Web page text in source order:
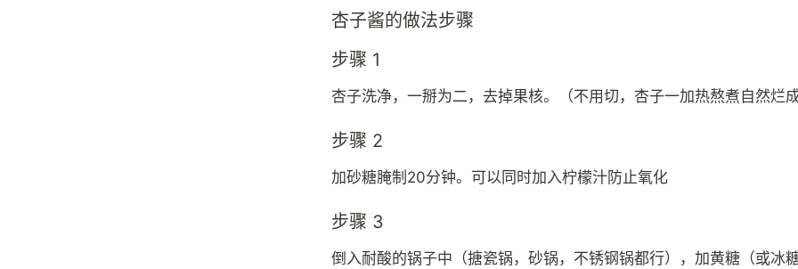
杏子酱的做法步骤
步骤 1
杏子洗净，一掰为二，去掉果核。（不用切，杏子一加热熬煮自然烂
步骤 2
加砂糖腌制20分钟。可以同时加入柠檬汁防止氧化
步骤 3
倒入耐酸的锅子中（搪瓷锅，砂锅，不锈钢锅都行），加黄糖（或冰